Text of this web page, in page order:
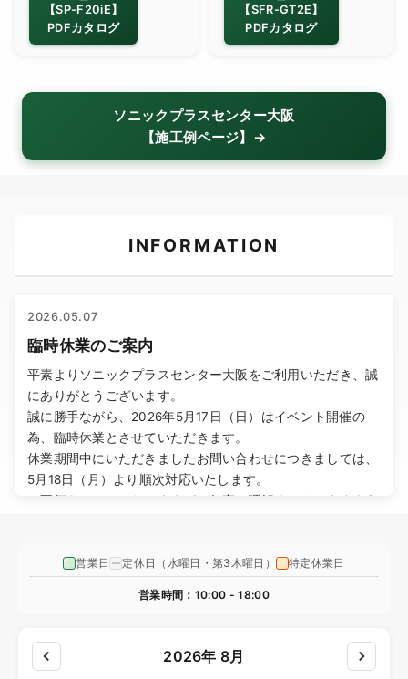
【SP-F20iE】
PDFカタログ
【SFR-GT2E】
PDFカタログ
ソニックプラスセンター大阪
【施工例ページ】→
INFORMATION
2026.05.07
臨時休業のご案内
平素よりソニックプラスセンター大阪をご利用いただき、誠
にありがとうございます。
誠に勝手ながら、2026年5月17日（日）はイベント開催の
為、臨時休業とさせていただきます。
休業期間中にいただきましたお問い合わせにつきましては、
5月18日（月）より順次対応いたします。
ご不便をおかけいたしますが、何卒ご理解くださいますよう
2026.05.01
ゴールデンウィーク休業のご案内
にありがとうございます。
誠に勝手ながら、2026年5月2日（土）から5月6日（水）ま
営業日 定休日（水曜日・第3木曜日） 特定休業日
営業時間：10:00 - 18:00
2026年 8月